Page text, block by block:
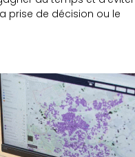
prise de décision ou le